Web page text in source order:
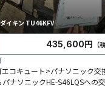
ダイキン TU46KFV
435,600円 （
コキュート>パナソニック交
パナソニックHE-S46LQSへの